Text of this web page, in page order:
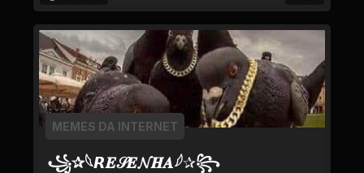
꧁✰𓆩𝙍𝑬𝒮𝑬𝓝𝑯𝑨𓆪✰꧂
MEMES DA INTERNET